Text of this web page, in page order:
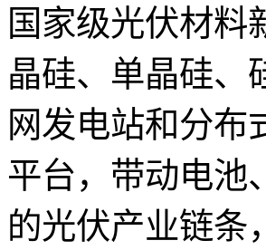
国家级光伏材料
晶硅、单晶硅、
网发电站和分布
平台，带动电池
的光伏产业链条